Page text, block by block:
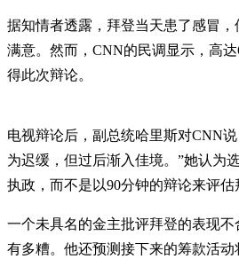
据知情者透露，拜登当天患了感冒，
满意。然而，CNN的民调显示，高
得此次辩论。
电视辩论后，副总统哈里斯对CNN
为迟缓，但过后渐入佳境。”她认为
执政，而不是以90分钟的辩论来评估
一个未具名的金主批评拜登的表现
有多糟。他还预测接下来的筹款活动